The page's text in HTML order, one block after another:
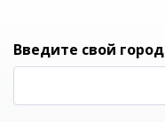
Введите свой город